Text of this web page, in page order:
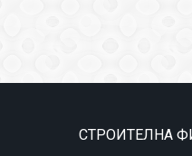
СТРОИТЕЛНА